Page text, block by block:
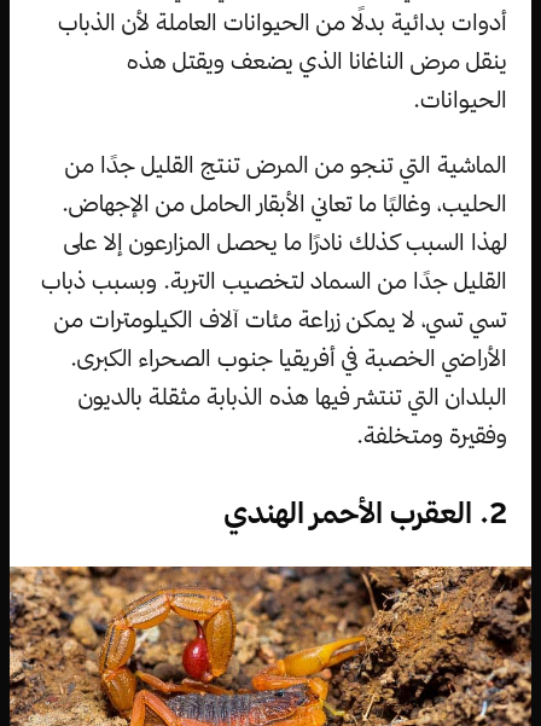
أدوات بدائية بدلًا من الحيوانات العاملة لأن الذباب
ينقل مرض الناغانا الذي يضعف ويقتل هذه
الحيوانات.
الماشية التي تنجو من المرض تنتج القليل جدًا من
الحليب، وغالبًا ما تعاني الأبقار الحامل من الإجهاض.
لهذا السبب كذلك نادرًا ما يحصل المزارعون إلا على
القليل جدًا من السماد لتخصيب التربة. وبسبب ذباب
تسي تسي، لا يمكن زراعة مئات آلاف الكيلومترات من
الأراضي الخصبة في أفريقيا جنوب الصحراء الكبرى.
البلدان التي تنتشر فيها هذه الذبابة مثقلة بالديون
وفقيرة ومتخلفة.
2. العقرب الأحمر الهندي